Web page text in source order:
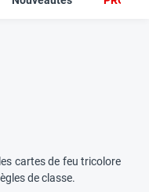
cartes de feu tricolore
de classe.